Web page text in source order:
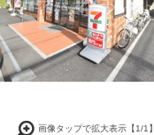
画像タップで拡大表示【1/1】